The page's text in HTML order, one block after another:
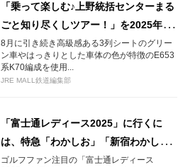
「乗って楽しむ♪上野統括センターまる
ごと知り尽くしツアー！」を2025年11
月3日(月)運行します！
8月に引き続き高級感ある3列シートのグリー
ン車やはっきりとした車体の色が特徴のE653
系K70編成を使用...
JRE MALL鉄道編集部
「富士通レディース2025」に行くに
は、特急「わかしお」「新宿わかし
お」が便利！
ゴルフファン注目の「富士通レディース